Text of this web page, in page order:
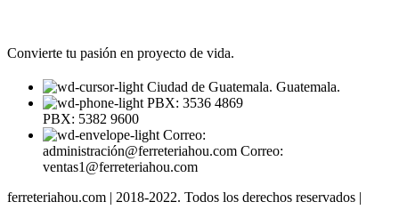
Convierte tu pasión en proyecto de vida.
Ciudad de Guatemala. Guatemala.
PBX: 3536 4869
PBX: 5382 9600
Correo:
administración@ferreteriahou.com Correo:
ventas1@ferreteriahou.com
ferreteriahou.com | 2018-2022. Todos los derechos reservados |